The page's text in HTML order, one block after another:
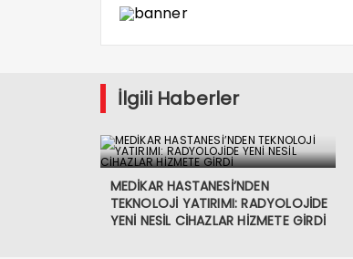
İlgili Haberler
MEDİKAR HASTANESİ’NDEN
TEKNOLOJİ YATIRIMI: RADYOLOJİDE
YENİ NESİL CİHAZLAR HİZMETE GİRDİ